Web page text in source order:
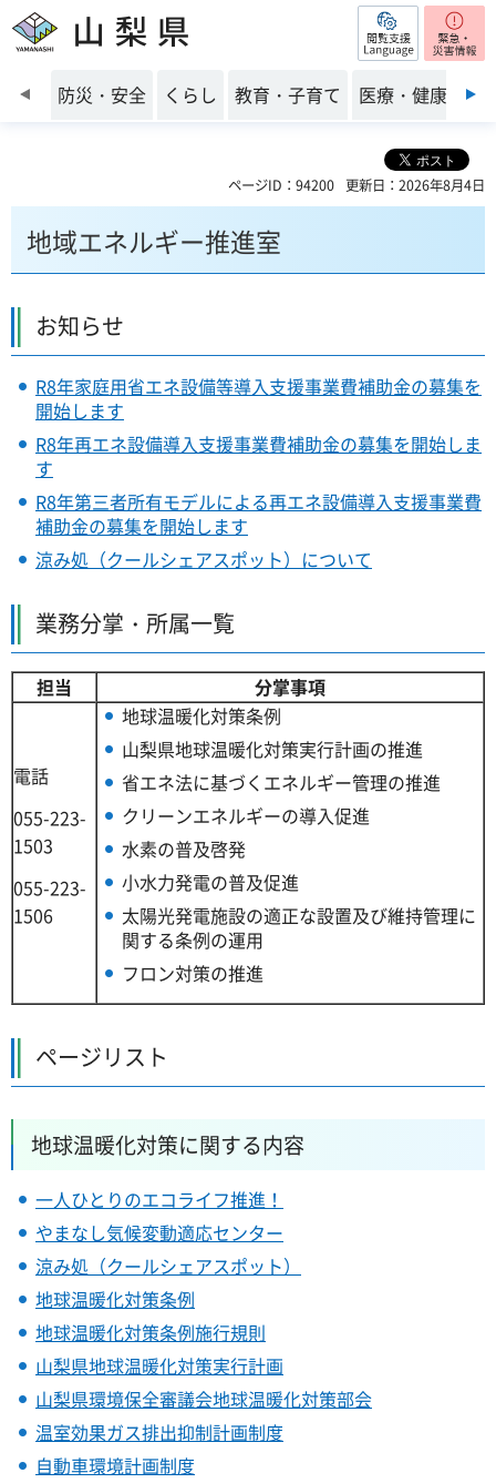
山梨県 閲覧支援
前のスライドを表示
防災・安全 くらし 教育・子育て 医療・健康・福
ページID：94200 更新日：2026年8月4日
地域エネルギー推進室
お知らせ
R8年家庭用省エネ設備等導入支援事業費補助金の募集を
開始します
R8年再エネ設備導入支援事業費補助金の募集を開始しま
す
R8年第三者所有モデルによる再エネ設備導入支援事業費
補助金の募集を開始します
涼み処（クールシェアスポット）について
業務分掌・所属一覧
担当 分掌事項
電話
055-223-
1503
055-223-
1506
地球温暖化対策条例
山梨県地球温暖化対策実行計画の推進
省エネ法に基づくエネルギー管理の推進
クリーンエネルギーの導入促進
水素の普及啓発
小水力発電の普及促進
太陽光発電施設の適正な設置及び維持管理に
関する条例の運用
フロン対策の推進
ページリスト
地球温暖化対策に関する内容
一人ひとりのエコライフ推進！
やまなし気候変動適応センター
涼み処（クールシェアスポット）
地球温暖化対策条例
地球温暖化対策条例施行規則
山梨県地球温暖化対策実行計画
山梨県環境保全審議会地球温暖化対策部会
温室効果ガス排出抑制計画制度
自動車環境計画制度